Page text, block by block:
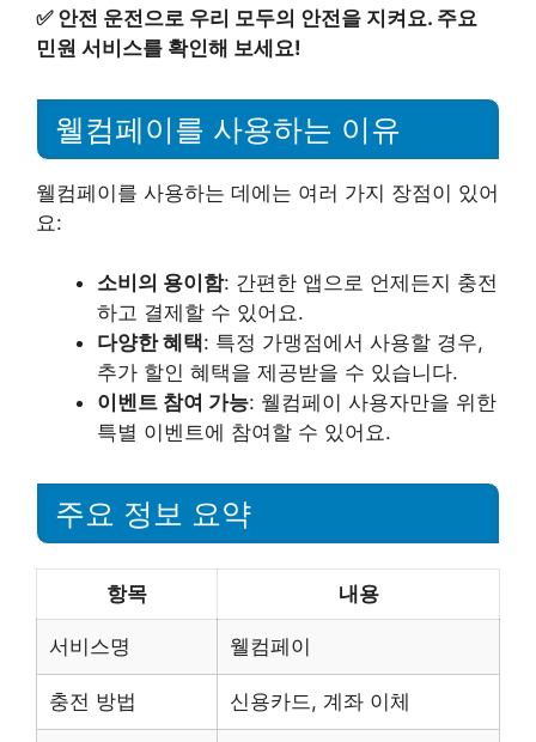
✅ 안전 운전으로 우리 모두의 안전을 지켜요. 주요
민원 서비스를 확인해 보세요!
웰컴페이를 사용하는 이유
웰컴페이를 사용하는 데에는 여러 가지 장점이 있어
요:
소비의 용이함: 간편한 앱으로 언제든지 충전
하고 결제할 수 있어요.
다양한 혜택: 특정 가맹점에서 사용할 경우,
추가 할인 혜택을 제공받을 수 있습니다.
이벤트 참여 가능: 웰컴페이 사용자만을 위한
특별 이벤트에 참여할 수 있어요.
주요 정보 요약
항목 내용
서비스명 웰컴페이
충전 방법 신용카드, 계좌 이체